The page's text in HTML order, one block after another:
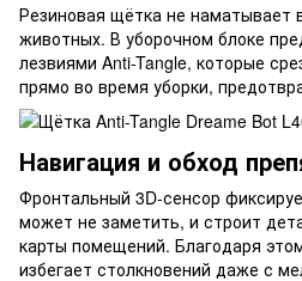
Резиновая щётка не наматывает
животных. В уборочном блоке
лезвиями Anti-Tangle, которые
прямо во время уборки,
Навигация и обход
Фронтальный 3D-сенсор
может не заметить, и строит
карты помещений. Благодаря
избегает столкновений даже с